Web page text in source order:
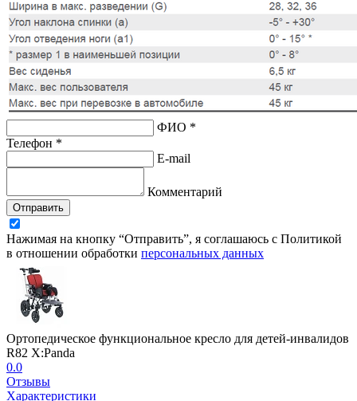
ФИО *
Телефон *
E-mail
Комментарий
Отправить
Нажимая на кнопку “Отправить”, я соглашаюсь с Политикой
в отношении обработки персональных данных
Ортопедическое функциональное кресло для детей-инвалидов
R82 X:Panda
0.0
Отзывы
Характеристики